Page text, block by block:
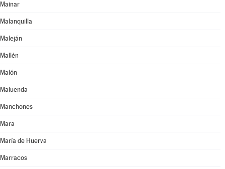
Mainar
Malanquilla
Maleján
Mallén
Malón
Maluenda
Manchones
Mara
María de Huerva
Marracos